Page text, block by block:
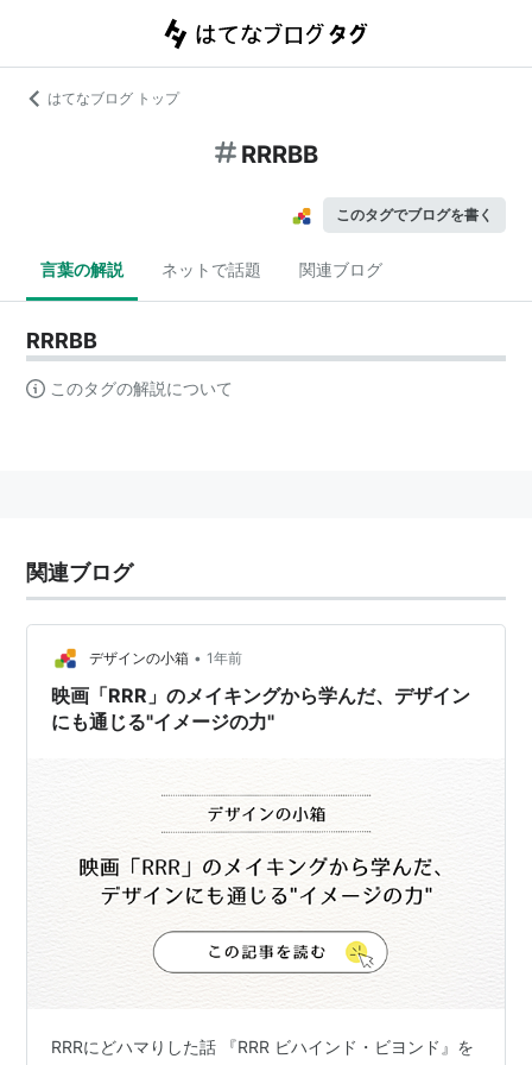
はてなブログ トップ
RRRBB
このタグでブログを書く
言葉の解説 ネットで話題 関連ブログ
RRRBB
このタグの解説について
関連ブログ
デザインの小箱 • 1年前
映画「RRR」のメイキングから学んだ、デザイン
にも通じる"イメージの力"
RRRにどハマりした話 『RRR ビハインド・ビヨンド』を